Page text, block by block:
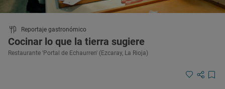
Reportaje gastronómico
Cocinar lo que la tierra sugiere
Restaurante 'Portal de Echaurren' (Ezcaray, La Rioja)